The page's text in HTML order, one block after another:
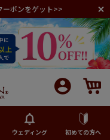
ーポンをゲット>>
ウェディング 初めての方へ